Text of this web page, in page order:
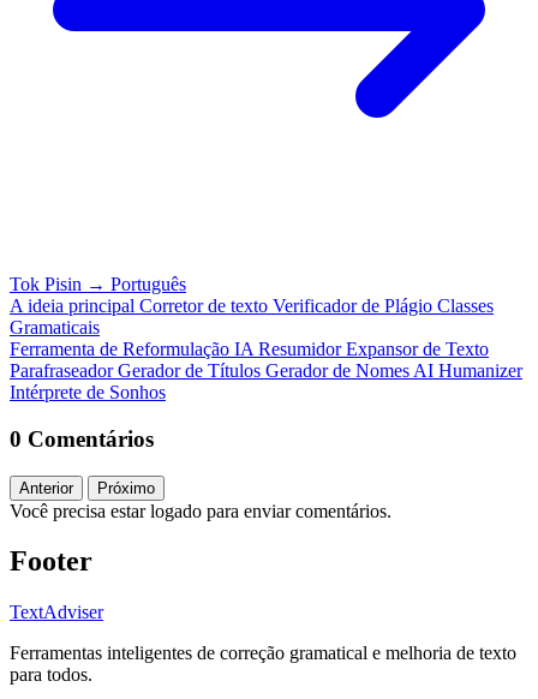
Tok Pisin → Português
A ideia principal Corretor de texto Verificador de Plágio Classes
Gramaticais
Ferramenta de Reformulação IA ResumidorExpansor de Texto
ParafraseadorGerador de Títulos Gerador de Nomes AI Humanizer
Intérprete de Sonhos
0 Comentários
Anterior Próximo
Você precisa estar logado para enviar comentários.
Footer
TextAdviser
Ferramentas inteligentes de correção gramatical e melhoria de texto
para todos.